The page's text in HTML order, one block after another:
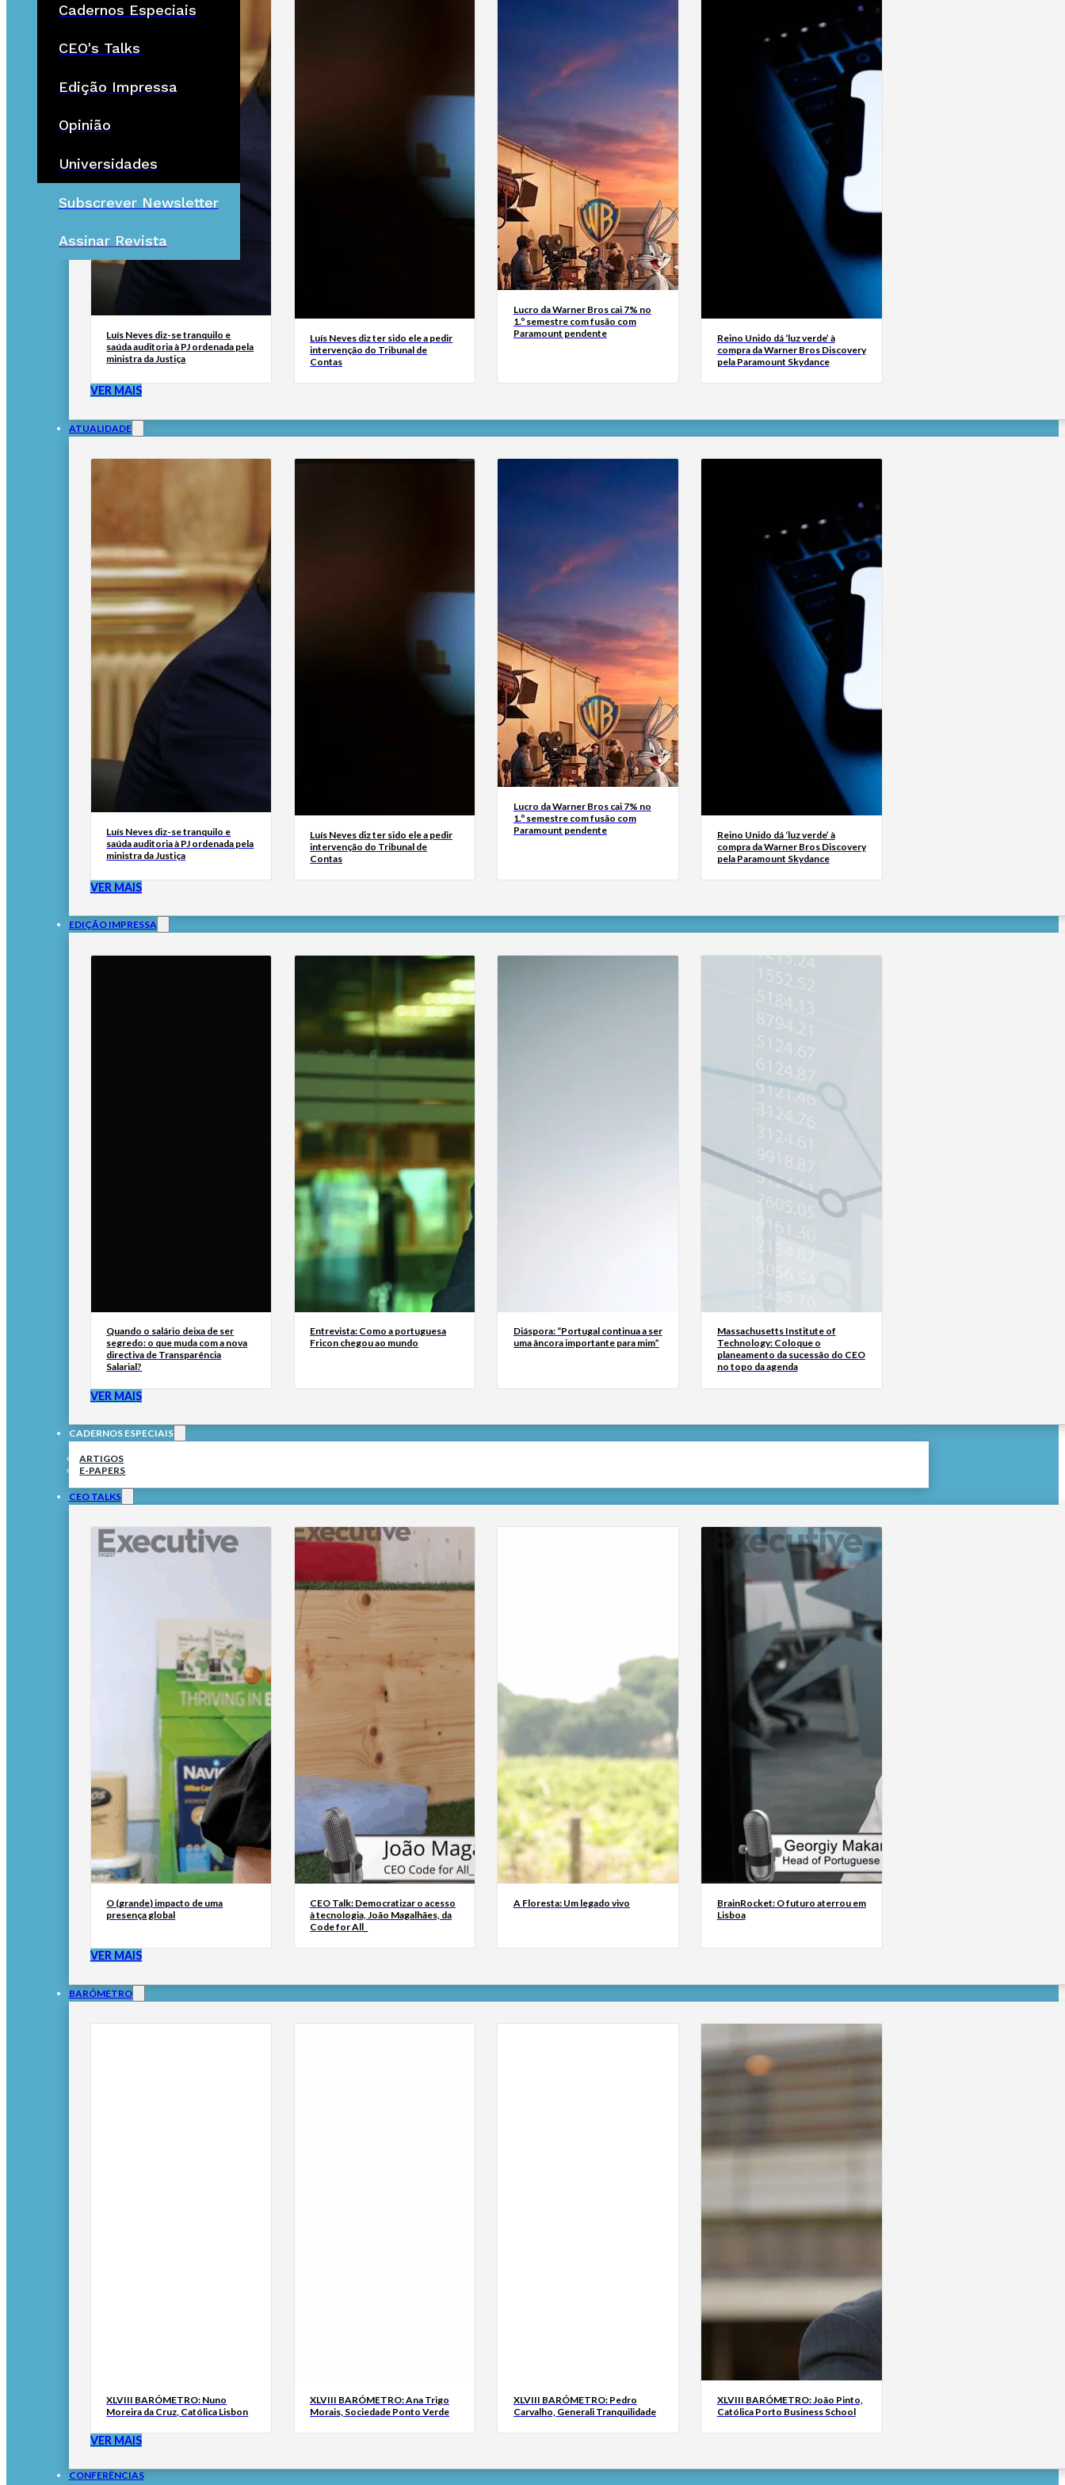
Cadernos Especiais
CEO's Talks
Edição Impressa
Opinião
Universidades
Subscrever Newsletter
Assinar Revista
Luís Neves diz-se tranquilo e
saúda auditoria à PJ ordenada pela
ministra da Justiça
Luís Neves diz ter sido ele a pedir
intervenção do Tribunal de
Contas
Lucro da Warner Bros cai 7% no
1.º semestre com fusão com
Paramount pendente
Reino Unido dá ‘luz verde’ à
compra da Warner Bros Discovery
pela Paramount Skydance
VER MAIS
ATUALIDADE
Luís Neves diz-se tranquilo e
saúda auditoria à PJ ordenada pela
ministra da Justiça
Luís Neves diz ter sido ele a pedir
intervenção do Tribunal de
Contas
Lucro da Warner Bros cai 7% no
1.º semestre com fusão com
Paramount pendente
Reino Unido dá ‘luz verde’ à
compra da Warner Bros Discovery
pela Paramount Skydance
VER MAIS
EDIÇÃO IMPRESSA
Quando o salário deixa de ser
segredo: o que muda com a nova
directiva de Transparência
Salarial?
Entrevista: Como a portuguesa
Fricon chegou ao mundo
Diáspora: “Portugal continua a ser
uma âncora importante para mim”
Massachusetts Institute of
Technology: Coloque o
planeamento da sucessão do CEO
no topo da agenda
VER MAIS
CADERNOS ESPECIAIS
ARTIGOS
E-PAPERS
CEO TALKS
O (grande) impacto de uma
presença global
CEO Talk: Democratizar o acesso
à tecnologia, João Magalhães, da
Code for All_
A Floresta: Um legado vivo
BrainRocket: O futuro aterrou em
Lisboa
VER MAIS
BARÓMETRO
XLVIII BARÓMETRO: Nuno
Moreira da Cruz, Católica Lisbon
XLVIII BARÓMETRO: Ana Trigo
Morais, Sociedade Ponto Verde
XLVIII BARÓMETRO: Pedro
Carvalho, Generali Tranquilidade
XLVIII BARÓMETRO: João Pinto,
Católica Porto Business School
VER MAIS
CONFERÊNCIAS